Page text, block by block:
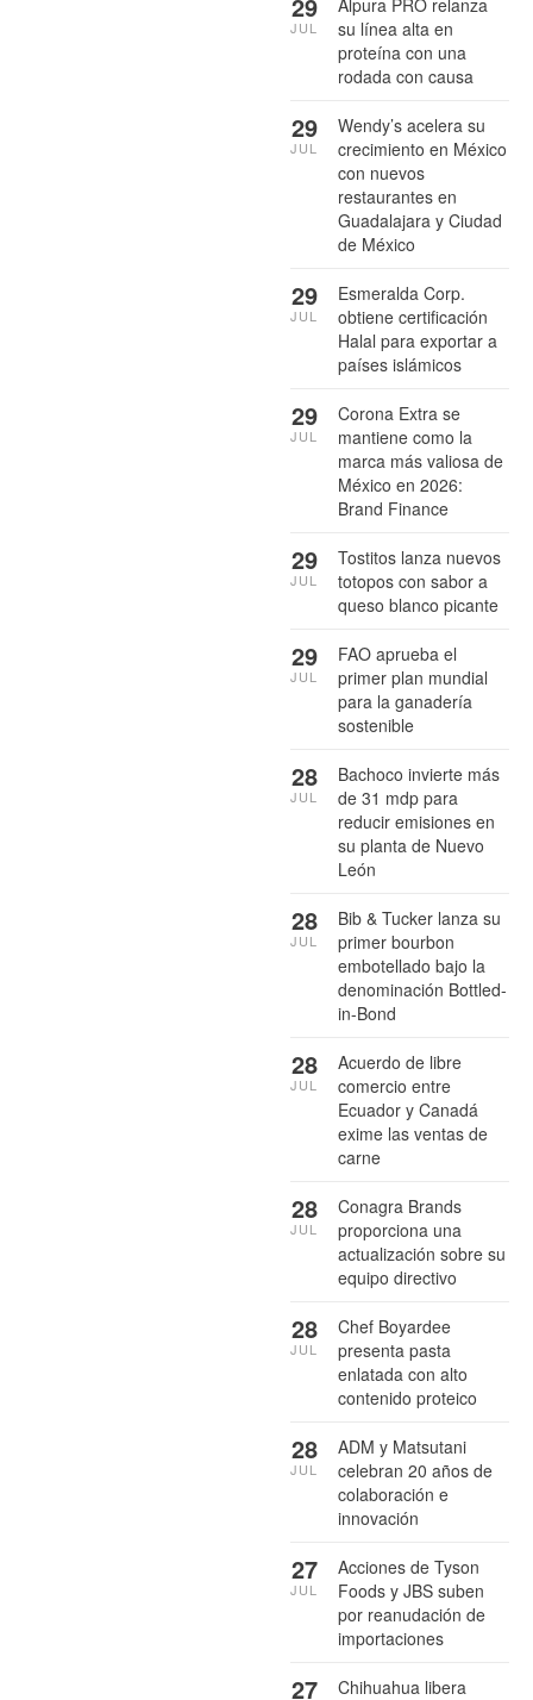
su línea alta en
proteína con una
rodada con causa
JUL
Wendy’s acelera su
crecimiento en México
con nuevos
restaurantes en
Guadalajara y Ciudad
de México
29
JUL
Esmeralda Corp.
obtiene certificación
Halal para exportar a
países islámicos
29
JUL
Corona Extra se
mantiene como la
marca más valiosa de
México en 2026:
Brand Finance
29
JUL
Tostitos lanza nuevos
totopos con sabor a
queso blanco picante
29
JUL
FAO aprueba el
primer plan mundial
para la ganadería
sostenible
29
JUL
Bachoco invierte más
de 31 mdp para
reducir emisiones en
su planta de Nuevo
León
28
JUL
Bib & Tucker lanza su
primer bourbon
embotellado bajo la
denominación Bottled-
in-Bond
28
JUL
Acuerdo de libre
comercio entre
Ecuador y Canadá
exime las ventas de
carne
28
JUL
Conagra Brands
proporciona una
actualización sobre su
equipo directivo
28
JUL
Chef Boyardee
presenta pasta
enlatada con alto
contenido proteico
28
JUL
ADM y Matsutani
celebran 20 años de
colaboración e
innovación
28
JUL
Acciones de Tyson
Foods y JBS suben
por reanudación de
importaciones
27
JUL
Chihuahua libera
27